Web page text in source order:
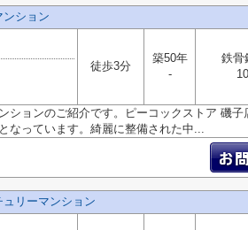
ンション
徒歩3分
築50年
-
鉄骨
ションのご紹介です。ピーコックストア 磯子
なっています。綺麗に整備された中...
ュリーマンション